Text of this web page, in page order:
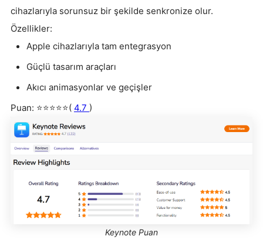
cihazlarıyla sorunsuz bir şekilde senkronize olur.
Özellikler:
Apple cihazlarıyla tam entegrasyon
Güçlü tasarım araçları
Akıcı animasyonlar ve geçişler
Puan: ⭐⭐⭐⭐⭐( 4.7 )
Keynote Puan